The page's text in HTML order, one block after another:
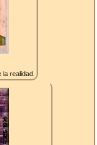
realidad.